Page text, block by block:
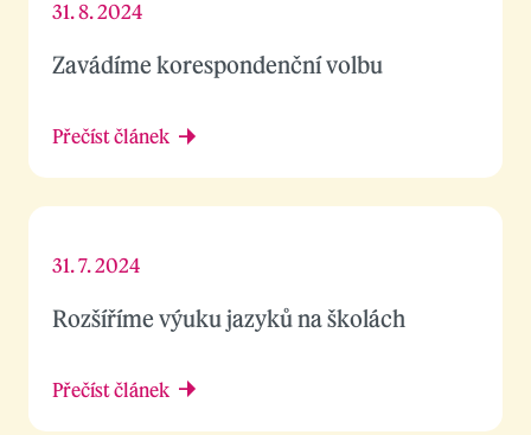
Zavádíme korespondenční volbu
31. 8. 2024
Přečíst článek
Rozšíříme výuku jazyků na školách
31. 7. 2024
Přečíst článek